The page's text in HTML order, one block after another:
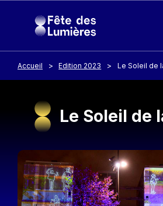
Accueil Edition 2023 Le Soleil de
Le Soleil de
Image